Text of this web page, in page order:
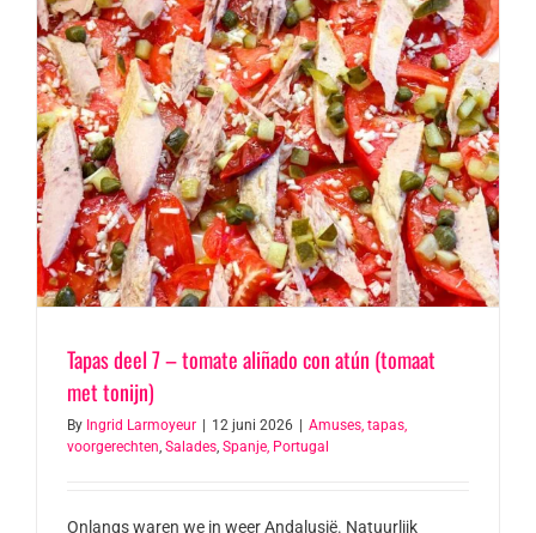
Tapas deel 7 – tomate aliñado con atún (tomaat
met tonijn)
By Ingrid Larmoyeur 12 juni 2026
Amuses, tapas,
voorgerechten, Salades, Spanje, Portugal
Onlangs waren we in weer Andalusië. Natuurlijk